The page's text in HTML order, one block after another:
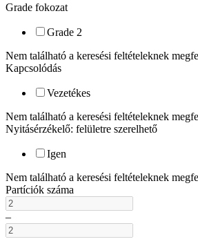
Grade fokozat
Grade 2
Nem található a keresési feltételeknek
Kapcsolódás
Vezetékes
Nem található a keresési feltételeknek
Nyitásérzékelő: felületre szerelhető
Igen
Nem található a keresési feltételeknek
Partíciók száma
–